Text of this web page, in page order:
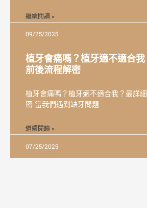
繼續閱讀 »
09/25/2025
植牙會痛嗎？植牙適不適合
前後流程解密
植牙會痛嗎？植牙適不適合我？最詳
密 當我們遇到缺牙問題
繼續閱讀 »
07/25/2025